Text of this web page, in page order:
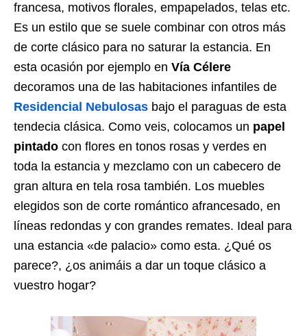
francesa, motivos florales, empapelados, telas etc.
Es un estilo que se suele combinar con otros más
de corte clásico para no saturar la estancia. En
esta ocasión por ejemplo en Vía Célere
decoramos una de las habitaciones infantiles de
Residencial Nebulosas bajo el paraguas de esta
tendecia clásica. Como veis, colocamos un papel
pintado con flores en tonos rosas y verdes en
toda la estancia y mezclamo con un cabecero de
gran altura en tela rosa también. Los muebles
elegidos son de corte romántico afrancesado, en
líneas redondas y con grandes remates. Ideal para
una estancia «de palacio» como esta. ¿Qué os
parece?, ¿os animáis a dar un toque clásico a
vuestro hogar?